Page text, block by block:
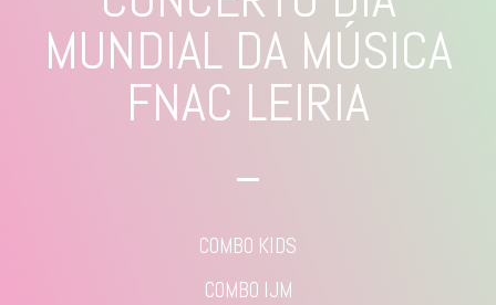
MUNDIAL DA MÚSICA
FNAC LEIRIA
COMBO KIDS
COMBO IJM